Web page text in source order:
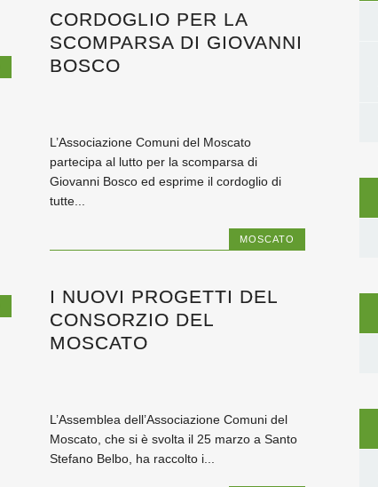
CORDOGLIO PER LA
SCOMPARSA DI GIOVANNI
BOSCO
L’Associazione Comuni del Moscato
partecipa al lutto per la scomparsa di
Giovanni Bosco ed esprime il cordoglio di
tutte...
MOSCATO
I NUOVI PROGETTI DEL
CONSORZIO DEL
MOSCATO
L’Assemblea dell’Associazione Comuni del
Moscato, che si è svolta il 25 marzo a Santo
Stefano Belbo, ha raccolto i...